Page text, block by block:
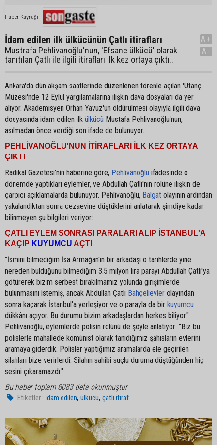
Haber Kaynağı
İdam edilen ilk ülkücünün Çatlı itirafları
Mustrafa Pehlivanoğlu'nun, 'Efsane ülkücü' olarak
tanıtılan Çatlı ile ilgili itirafları ilk kez ortaya çıktı..
A+
A-
Ankara'da dün akşam saatlerinde düzenlenen törenle açılan 'Utanç
Müzesi'nde 12 Eylül yargılamalarına ilişkin dava dosyaları da yer
alıyor. Akademisyen Orhan Yavuz'un öldürülmesi olayıyla ilgili dava
dosyasında idam edilen ilk ülkücü Mustafa Pehlivanoğlu'nun,
asılmadan önce verdiği son ifade de bulunuyor.
PEHLİVANOĞLU'NUN İTİRAFLARI İLK KEZ ORTAYA
ÇIKTI
Radikal Gazetesi'nin haberine göre, Pehlivanoğlu ifadesinde o
dönemde yaptıkları eylemler, ve Abdullah Çatlı'nın rolüne ilişkin de
çarpıcı açıklamalarda bulunuyor. Pehlivanoğlu, Balgat olayının ardından
yakalandıktan sonra cezaevine düştüklerini anlatarak şimdiye kadar
bilinmeyen şu bilgileri veriyor:
ÇATLI EYLEM SONRASI PARALARI ALIP İSTANBUL'A
KAÇIP KUYUMCU AÇTI
"İsmini bilmediğim İsa Armağan'ın bir arkadaşı o tarihlerde yine
nereden bulduğunu bilmediğim 3.5 milyon lira parayı Abdullah Çatlı'ya
götürerek bizim serbest bırakılmamız yolunda girişimlerde
bulunmasını istemiş, ancak Abdullah Çatlı Bahçelievler olayından
sonra kaçarak İstanbul'a yerleşiyor ve o parayla da bir kuyumcu
dükkânı açıyor. Bu durumu bizim arkadaşlardan herkes biliyor."
Pehlivanoğlu, eylemlerde polisin rolünü de şöyle anlatıyor: "Biz bu
polislerle mahallede komünist olarak tanıdığımız şahısların evlerini
aramaya giderdik. Polisler yaptığımız aramalarda ele geçirilen
silahları bize verirlerdi. Silahın sahibi suçlu duruma düştüğünden hiç
sesini çıkaramazdı."
Bu haber toplam 8083 defa okunmuştur
Etiketler : idam edilen,ülkücü,çatlı itiraf